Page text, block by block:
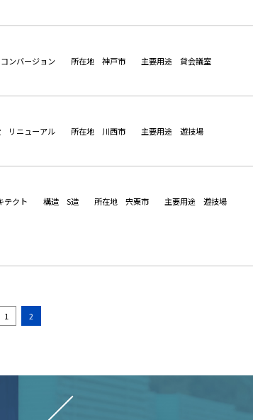
コンバージョン 所在地 神戸市 主要用途 貸会議室
造 リニューアル 所在地 川西市 主要用途 遊技場
アーキテクト 構造 S造 所在地 宍粟市 主要用途 遊技場
1 2